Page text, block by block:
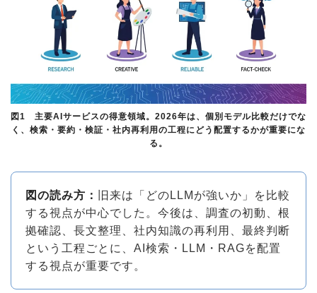
図1 主要AIサービスの得意領域。2026年は、個別モデル比較だけでな
く、検索・要約・検証・社内再利用の工程にどう配置するかが重要にな
る。
図の読み方：
旧来は「どのLLMが強いか」を比較
する視点が中心でした。今後は、調査の初動、根
拠確認、長文整理、社内知識の再利用、最終判断
という工程ごとに、AI検索・LLM・RAGを配置
する視点が重要です。